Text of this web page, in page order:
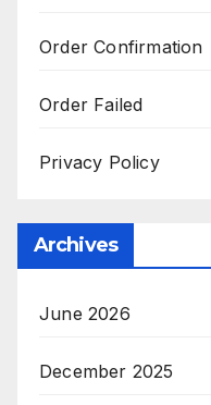
Order Confirmation
Order Failed
Privacy Policy
Archives
June 2026
December 2025